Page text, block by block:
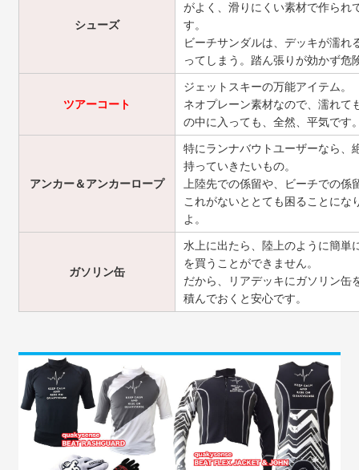
シューズ
がよく、滑りにくい素材で作られ
す。
ビーチサンダルは、デッキが濡れ
ってしまう。踏ん張りが効かず危
ツアーコート
ジェットスキーの万能アイテム。
ネオプレーン素材なので、濡れて
の中に入っても、全然、平気です
アンカー＆アンカーロープ
特にランナバウトユーザーなら、
持っていきたいもの。
上陸先での係留や、ビーチでの係
これがないととても困ることにな
よ。
ガソリン缶
水上に出たら、陸上のように簡単
を買うことができません。
だから、リアデッキにガソリン缶
積んでおくと安心です。